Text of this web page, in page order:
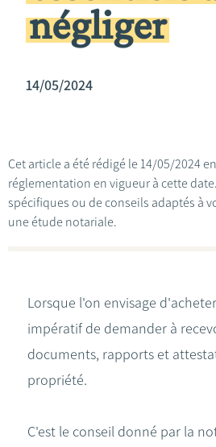
négliger
14/05/2024
Cet article a été rédigé le 14/05/2024
réglementation en vigueur à cette
spécifiques ou de conseils adaptés à
une étude notariale.
Lorsque l'on envisage
impératif de demander à
documents, rapports et
propriété.
C'est le conseil donné par la